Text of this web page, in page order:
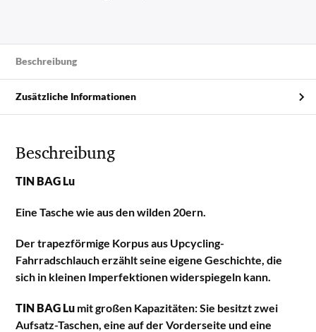
Beschreibung
Zusätzliche Informationen
Beschreibung
TIN BAG Lu
Eine Tasche wie aus den wilden 20ern.
Der trapezförmige Korpus aus Upcycling-
Fahrradschlauch erzählt seine eigene Geschichte, die
sich in kleinen Imperfektionen widerspiegeln kann.
TIN BAG Lu mit großen Kapazitäten: Sie besitzt zwei
Aufsatz-Taschen, eine auf der Vorderseite und eine